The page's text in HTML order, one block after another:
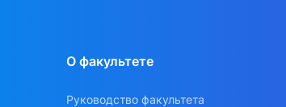
О факультете
Руководство факультета